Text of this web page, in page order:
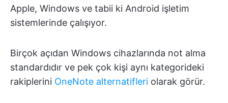
Apple, Windows ve tabii ki Android işletim
sistemlerinde çalışıyor.
Birçok açıdan Windows cihazlarında not alma
standardıdır ve pek çok kişi aynı kategorideki
rakiplerini OneNote alternatifleri olarak görür.